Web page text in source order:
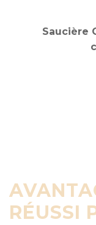
Saucière
cl
RÉUSSI